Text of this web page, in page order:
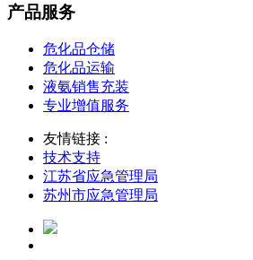
产品服务
危化品仓储
危化品运输
液氨销售充装
专业增值服务
友情链接 :
技术支持
江苏省应急管理局
苏州市应急管理局